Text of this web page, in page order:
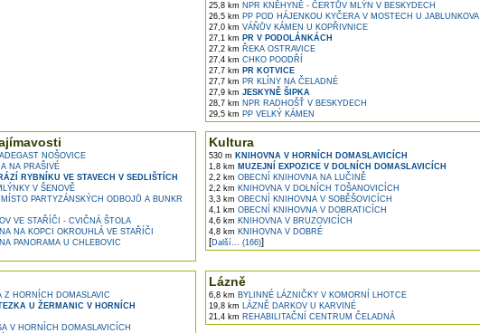
25,8 km NPR KNĚHYNĚ - ČERTŮV MLÝN V BESKYDECH
26,5 km PP POD HÁJENKOU KYČERA V MOSTECH U JABLUNKOVA
27,0 km VÁŇŮV KÁMEN U KOPŘIVNICE
27,1 km PR V PODOLÁNKÁCH
27,2 km ŘEKA OSTRAVICE
27,4 km CHKO POODŘÍ
27,7 km PR KOTVICE
27,7 km PR KLÍNY NA ČELADNÉ
27,9 km JESKYNĚ ŠIPKA
28,7 km NPR RADHOŠŤ V BESKYDECH
29,5 km PP VELKÝ KÁMEN
NOŠOVICE
NA PRAŠIVÉ
RYBNÍKU VE STAVECH V SEDLIŠTÍCH
V ŠENOVĚ
MÍSTO PARTYZÁNSKÝCH ODBOJŮ A BUNKR
VE STAŘÍČI - CVIČNÁ ŠTOLA
NA KOPCI OKROUHLÁ VE STAŘÍČI
PANORAMA U CHLEBOVIC
Kultura
530 m KNIHOVNA V HORNÍCH DOMASLAVICÍCH
1,8 km MUZEJNÍ EXPOZICE V DOLNÍCH DOMASLAVICÍCH
2,2 km OBECNÍ KNIHOVNA NA LUČINĚ
2,2 km KNIHOVNA V DOLNÍCH TOŠANOVICÍCH
3,3 km OBECNÍ KNIHOVNA V SOBĚŠOVICÍCH
4,1 km OBECNÍ KNIHOVNA V DOBRATICÍCH
4,6 km KNIHOVNA V BRUZOVICÍCH
4,8 km KNIHOVNA V DOBRÉ
[Další... (166)]
Z HORNÍCH DOMASLAVIC
U ŽERMANIC V HORNÍCH
V HORNÍCH DOMASLAVICÍCH
Lázně
6,8 km BYLINNÉ LÁZNIČKY V KOMORNÍ LHOTCE
19,8 km LÁZNĚ DARKOV U KARVINÉ
21,4 km REHABILITAČNÍ CENTRUM ČELADNÁ